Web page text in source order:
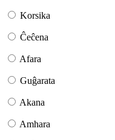
Korsika
Ĉeĉena
Afara
Guĝarata
Akana
Amhara